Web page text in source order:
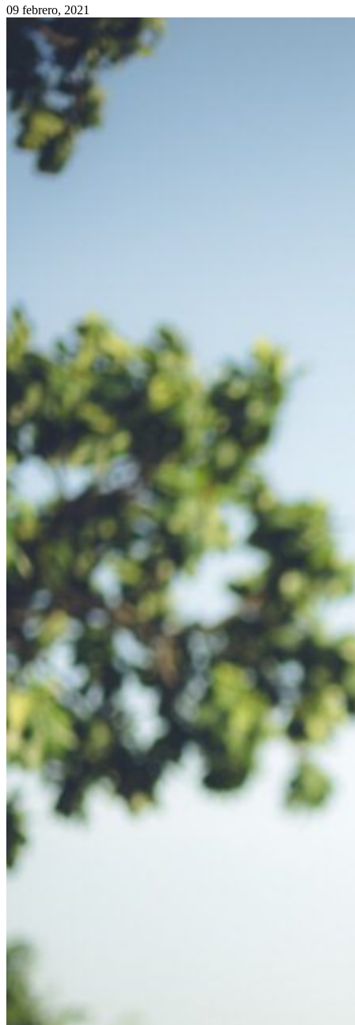
09 febrero, 2021